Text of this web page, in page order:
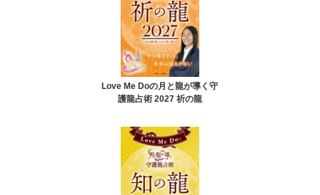
Love Me Doの月と龍が導く守
護龍占術 2027 祈の龍